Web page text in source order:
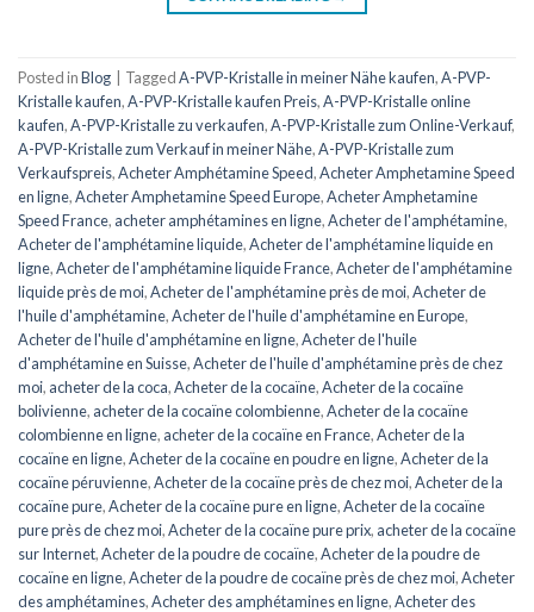
Posted inBlog TaggedA-PVP-Kristalle in meiner Nähe kaufen,A-PVP-
Kristalle kaufen,A-PVP-Kristalle kaufen Preis,A-PVP-Kristalle online
kaufen,A-PVP-Kristalle zu verkaufen,A-PVP-Kristalle zum Online-Verkauf,
A-PVP-Kristalle zum Verkauf in meiner Nähe,A-PVP-Kristalle zum
Verkaufspreis,Acheter Amphétamine Speed,Acheter Amphetamine Speed
​​​​en ligne,Acheter Amphetamine Speed ​​​​Europe,Acheter Amphetamine
Speed ​​​​France, acheter amphétamines en ligne,Acheter de l'amphétamine,
Acheter de l'amphétamine liquide,Acheter de l'amphétamine liquide en
ligne,Acheter de l'amphétamine liquide France,Acheter de l'amphétamine
liquide près de moi,Acheter de l'amphétamine près de moi,Acheter de
l'huile d'amphétamine,Acheter de l'huile d'amphétamine en Europe,
Acheter de l'huile d'amphétamine en ligne,Acheter de l'huile
d'amphétamine en Suisse,Acheter de l'huile d'amphétamine près de chez
moi, acheter de la coca,Acheter de la cocaïne,Acheter de la cocaïne
bolivienne, acheter de la cocaïne colombienne,Acheter de la cocaïne
colombienne en ligne, acheter de la cocaïne en France,Acheter de la
cocaïne en ligne,Acheter de la cocaïne en poudre en ligne,Acheter de la
cocaïne péruvienne,Acheter de la cocaïne près de chez moi,Acheter de la
cocaïne pure,Acheter de la cocaïne pure en ligne,Acheter de la cocaïne
pure près de chez moi,Acheter de la cocaïne pure prix, acheter de la cocaïne
sur Internet,Acheter de la poudre de cocaïne,Acheter de la poudre de
cocaïne en ligne,Acheter de la poudre de cocaïne près de chez moi,Acheter
des amphétamines,Acheter des amphétamines en ligne,Acheter des